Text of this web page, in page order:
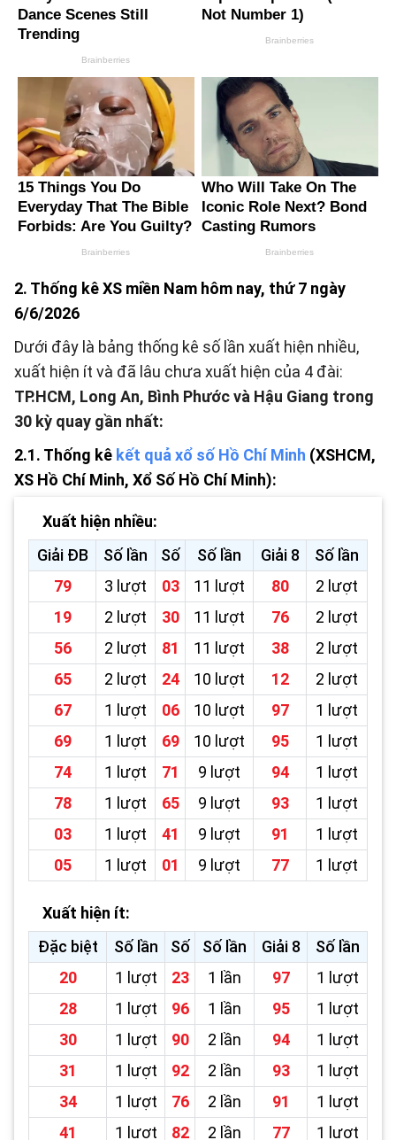
2. Thống kê XS miền Nam hôm nay, thứ 7 ngày
6/6/2026
Dưới đây là bảng thống kê số lần xuất hiện nhiều,
xuất hiện ít và đã lâu chưa xuất hiện của 4 đài:
TP.HCM, Long An, Bình Phước và Hậu Giang trong
30 kỳ quay gần nhất:
2.1. Thống kê kết quả xổ số Hồ Chí Minh (XSHCM,
XS Hồ Chí Minh, Xổ Số Hồ Chí Minh):
Xuất hiện nhiều:
Giải ĐB
Số lần Số Số lần Giải 8
Số lần
79
3 lượt 03 11 lượt 80
2 lượt
19
2 lượt 30 11 lượt 76
2 lượt
56
2 lượt 81 11 lượt 38
2 lượt
65
2 lượt 24 10 lượt 12
2 lượt
67
1 lượt 06 10 lượt 97
1 lượt
69
1 lượt 69 10 lượt 95
1 lượt
74
1 lượt 71 9 lượt 94
1 lượt
78
1 lượt 65 9 lượt 93
1 lượt
03
1 lượt 41 9 lượt 91
1 lượt
05
1 lượt 01 9 lượt 77 1 lượt
Xuất hiện ít:
Đặc biệt
Số lần Số Số lần Giải 8
Số lần
20
1 lượt 23 1 lần 97
1 lượt
28
1 lượt 96 1 lần 95
1 lượt
30
1 lượt 90 2 lần 94
1 lượt
31
1 lượt 92 2 lần 93
1 lượt
34
1 lượt 76 2 lần 91
1 lượt
41
1 lượt 82 2 lần 77 1 lượt